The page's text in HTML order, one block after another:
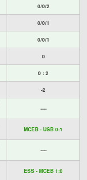
0/0/2
0/0/1
0/0/1
0
0 : 2
-2
----
MCEB - USB 0:1
----
ESS - MCEB 1:0